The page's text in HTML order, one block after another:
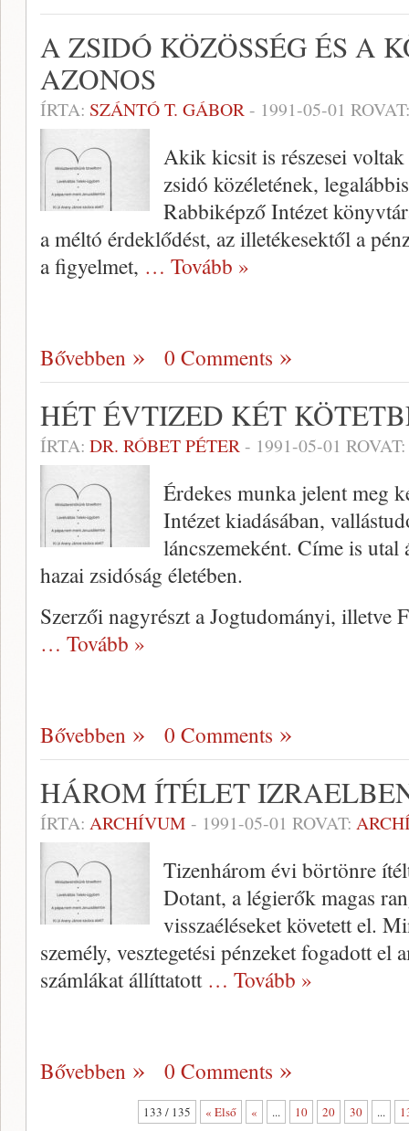
A ZSIDÓ KÖZÖSSÉG ÉS A
AZONOS
ÍRTA: SZÁNTÓ T. GÁBOR- 1991-05-01
Akik kicsit is részesei
zsidó közéletének,
Rabbiképző Intézet
a méltó érdeklődést, az il­letékesektől a
a figyelmet, … Tovább »
Bővebben 0 Comments
HÉT ÉVTIZED KÉT
ÍRTA: DR. RÓBET PÉTER- 1991-05-01 ROVAT:
Érdekes munka jelent meg
Inté­zet kiadásában,
láncszemeként. Cí­me is
hazai zsidóság életében.
Szerzői nagyrészt a Jogtudo­mányi, illetve
… Tovább »
Bővebben 0 Comments
HÁROM ÍTÉLET
ÍRTA: ARCHÍVUM - 1991-05-01 ROVAT:
Tizenhárom évi börtönre
Dotant, a légierők magas
visszaéléseket követett el.
személy, vesztegeté­si pénzeket fogadott
számlákat ál­líttatott … Tovább »
Bővebben 0 Comments
133 / 135 « Első « ... 10 20 30 ...